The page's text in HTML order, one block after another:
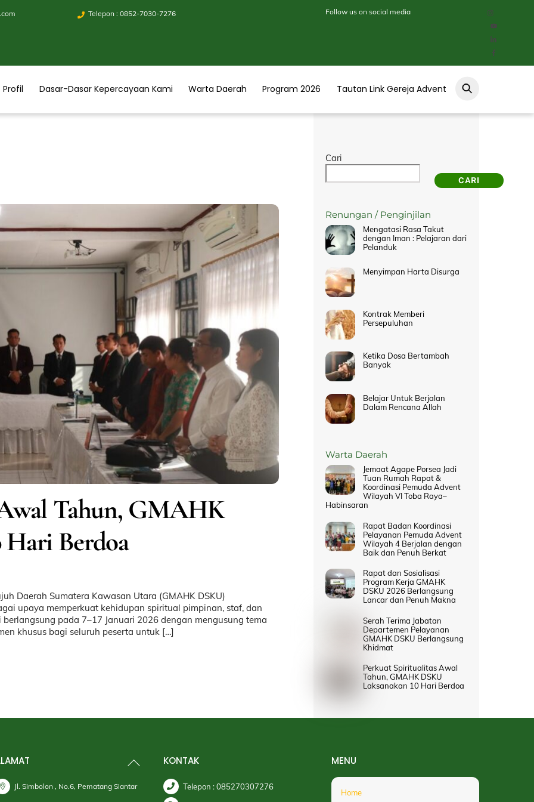
Telepon : 0852-7030-7276 Follow us on social media
Profil Dasar-Dasar Kepercayaan Kami Warta Daerah Program 2026 Tautan Link Gereja Advent
Tahun, GMAHK
Hari Berdoa
Daerah Sumatera Kawasan Utara (GMAHK DSKU)
upaya memperkuat kehidupan spiritual pimpinan, staf, dan
pada 7–17 Januari 2026 dengan mengusung tema
khusus bagi seluruh peserta untuk […]
Cari
CARI
Renungan / Penginjilan
Mengatasi Rasa Takut
dengan Iman : Pelajaran dari
Pelanduk
Menyimpan Harta Disurga
Kontrak Memberi
Persepuluhan
Ketika Dosa Bertambah
Banyak
Belajar Untuk Berjalan
Dalam Rencana Allah
Warta Daerah
Jemaat Agape Porsea Jadi
Tuan Rumah Rapat &
Koordinasi Pemuda Advent
Wilayah VI Toba Raya–
Habinsaran
Rapat Badan Koordinasi
Pelayanan Pemuda Advent
Wilayah 4 Berjalan dengan
Baik dan Penuh Berkat
Rapat dan Sosialisasi
Program Kerja GMAHK
DSKU 2026 Berlangsung
Lancar dan Penuh Makna
Serah Terima Jabatan
Departemen Pelayanan
GMAHK DSKU Berlangsung
Khidmat
Perkuat Spiritualitas Awal
Tahun, GMAHK DSKU
Laksanakan 10 Hari Berdoa
Back
Jl. Simbolon , No.6, Pematang Siantar
KONTAK
Telepon : 085270307276
MENU
Home